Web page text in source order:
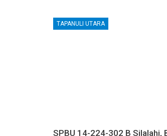
TAPANULI UTARA
SPBU 14-224-302 B Silalahi,